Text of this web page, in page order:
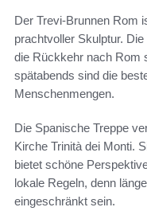
Der Trevi-Brunnen Rom
prachtvoller Skulptur.
die Rückkehr nach Rom
spätabends sind die
Menschenmengen.
Die Spanische Treppe
Kirche Trinità dei Monti.
bietet schöne
lokale Regeln, denn
eingeschränkt sein.